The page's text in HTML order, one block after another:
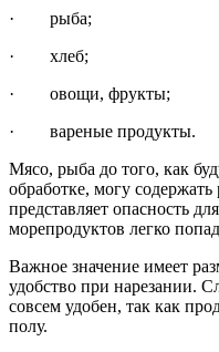
· рыба;
· хлеб;
· овощи, фрукты;
· вареные продукты.
Мясо, рыба до того, как
обработке, могу
представляет опасность
морепродуктов легко
Важное значение имеет
удобство при нарезании.
совсем удобен, так как
полу.